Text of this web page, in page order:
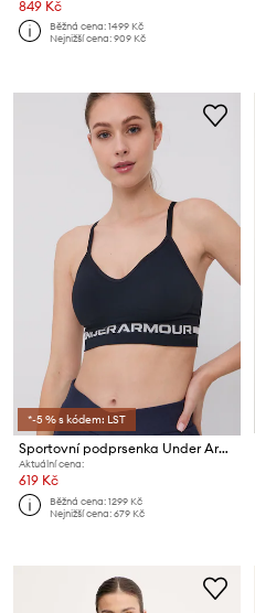
849 Kč
Běžná cena:1499 Kč
Nejnižší cena:909 Kč
*-5 % s kódem: LST
Sportovní podprsenka Under Armour Seamless
Aktuální cena:
619 Kč
Běžná cena:1299 Kč
Nejnižší cena:679 Kč